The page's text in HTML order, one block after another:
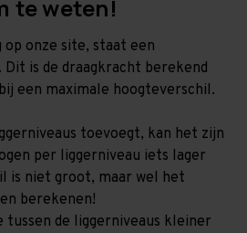
te weten!
onze site, staat een
is de draagkracht berekend
een maximale hoogteverschil.
toevoegt, kan het zijn
per liggerniveau iets lager
is niet groot, maar wel het
berekenen!
tussen de liggerniveaus kleiner